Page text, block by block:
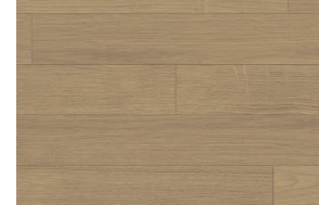
Wymiary parkietów: